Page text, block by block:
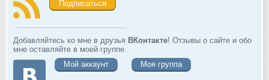
Подписаться
Добавляйтесь ко мне в друзья ВКонтакте! Отзывы о сайте и обо
мне оставляйте в моей группе.
Мой аккаунт
Моя группа